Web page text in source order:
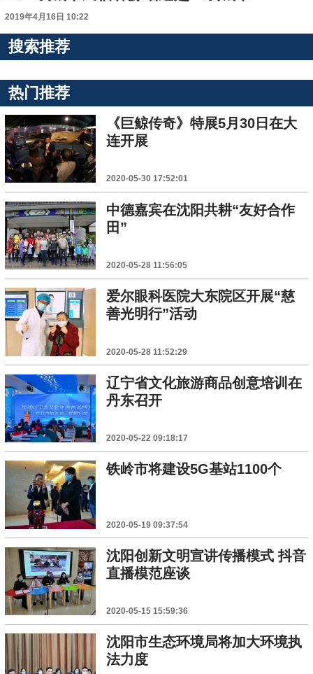
2019年4月16日 10:22
搜索推荐
热门推荐
《巨鲸传奇》特展5月30日在大
连开展
2020-05-30 17:52:01
中德嘉宾在沈阳共耕“友好合作
田”
2020-05-28 11:56:05
爱尔眼科医院大东院区开展“慈
善光明行”活动
2020-05-28 11:52:29
辽宁省文化旅游商品创意培训在
丹东召开
2020-05-22 09:18:17
铁岭市将建设5G基站1100个
2020-05-19 09:37:54
沈阳创新文明宣讲传播模式 抖音
直播模范座谈
2020-05-15 15:59:36
沈阳市生态环境局将加大环境执
法力度